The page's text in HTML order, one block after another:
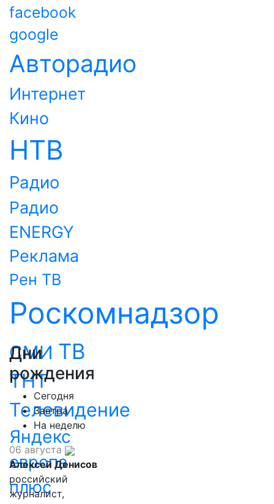
facebook
google
Авторадио
Интернет
Кино
НТВ
Радио
Радио
ENERGY
Реклама
Рен ТВ
Роскомнадзор
СМИ ТВ
ТНТ
Телевидение
Яндекс
европа
плюс
Дни
рождения
Сегодня
Завтра
На неделю
06 августа
Алексей Денисов
российский
журналист,